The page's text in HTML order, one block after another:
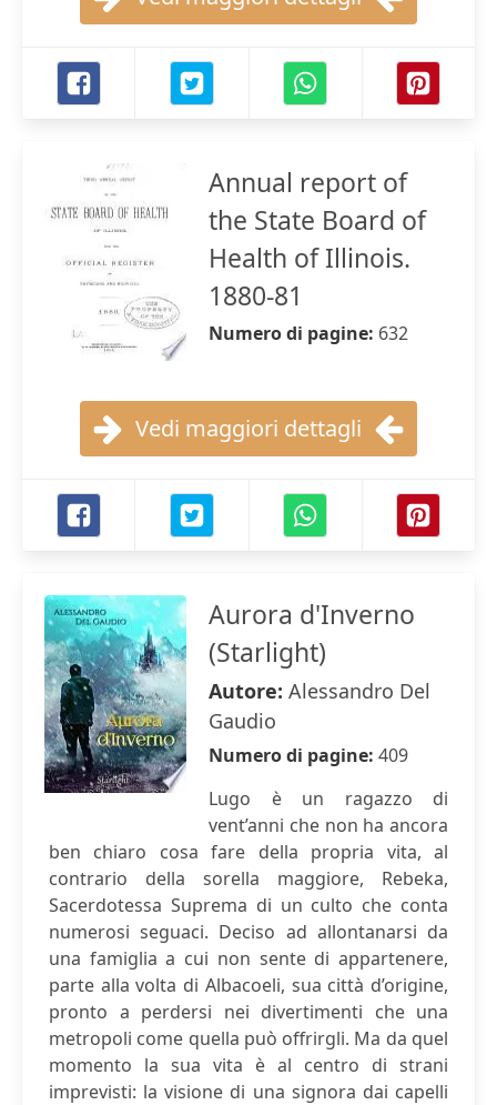
Annual report of
the State Board of
Health of Illinois.
1880-81
Numero di pagine: 632
Vedi maggiori dettagli
Aurora d'Inverno
(Starlight)
Autore: Alessandro Del
Gaudio
Numero di pagine: 409
Lugo è un ragazzo di
vent’anni che non ha ancora
ben chiaro cosa fare della propria vita, al
contrario della sorella maggiore, Rebeka,
Sacerdotessa Suprema di un culto che conta
numerosi seguaci. Deciso ad allontanarsi da
una famiglia a cui non sente di appartenere,
parte alla volta di Albacoeli, sua città d’origine,
pronto a perdersi nei divertimenti che una
metropoli come quella può offrirgli. Ma da quel
momento la sua vita è al centro di strani
imprevisti: la visione di una signora dai capelli